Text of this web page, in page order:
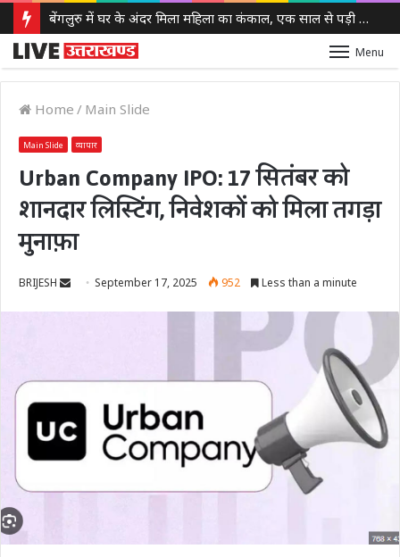
बेंगलुरु में घर के अंदर मिला महिला का कंकाल, एक साल से पड़ी थी लाश, बेटी से भी नहीं था संपर्क
Menu
Home / Main Slide
Main Slide व्यापार
Urban Company IPO: 17 सितंबर को
शानदार लिस्टिंग, निवेशकों को मिला तगड़ा
मुनाफ़ा
BRIJESH
Send September 17, 2025 952 Less than a minute